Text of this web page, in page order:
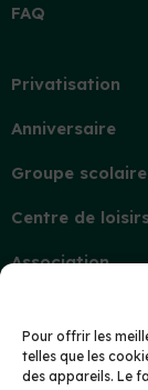
Pour offrir les
telles que les
des appareils. Le
FAQ
Privatisation
Anniversaire
Groupe scolaire
Centre de
Association
Demande
Mon compte